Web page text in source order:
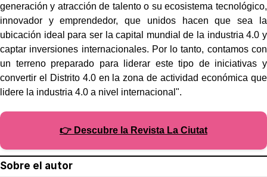
generación y atracción de talento o su ecosistema tecnológico,
innovador y emprendedor, que unidos hacen que sea la
ubicación ideal para ser la capital mundial de la industria 4.0 y
captar inversiones internacionales. Por lo tanto, contamos con
un terreno preparado para liderar este tipo de iniciativas y
convertir el Distrito 4.0 en la zona de actividad económica que
lidere la industria 4.0 a nivel internacional".
👉 Descubre la Revista La Ciutat
Sobre el autor